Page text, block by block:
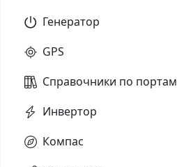
Генератор
GPS
Справочники по портам
Инвертор
Компас